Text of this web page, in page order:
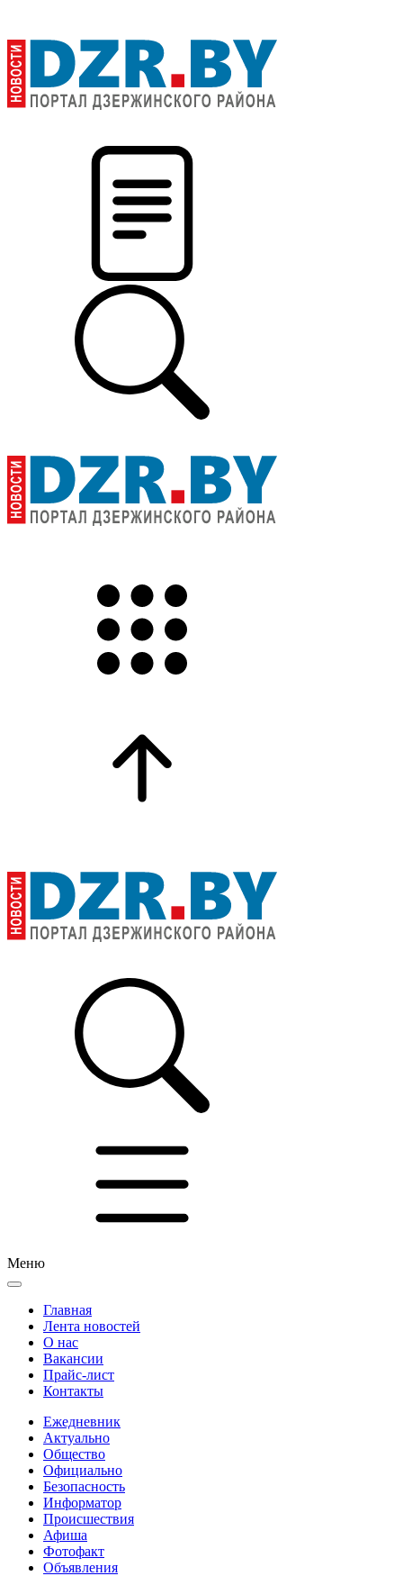
Меню
Главная
Лента новостей
О нас
Вакансии
Прайс-лист
Контакты
Ежедневник
Актуально
Общество
Официально
Безопасность
Информатор
Происшествия
Афиша
Фотофакт
Объявления